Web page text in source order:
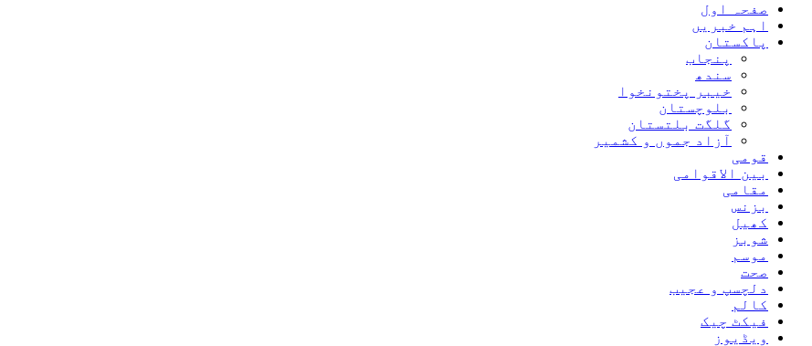
صفحہ اول
اہم خبریں
پاکستان
پنجاب
سندھ
خیبر پختونخوا
بلوچستان
گلگت بلتستان
آزاد جموں و کشمیر
قومی
بین الاقوامی
مقامی
بزنس
کھیل
شوبز
موسم
صحت
دلچسپ و عجیب
کالم
فیکٹ چیک
ویڈیوز